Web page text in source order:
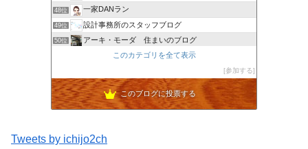
48位 一家DANラン
49位 設計事務所のスタッフブログ
50位 アーキ・モーダ 住まいのブログ
シバ家ブログ＠注文住宅の金額を公開していきます
このカテゴリを全て表示
参加する
このブログに投票する
Tweets by ichijo2ch